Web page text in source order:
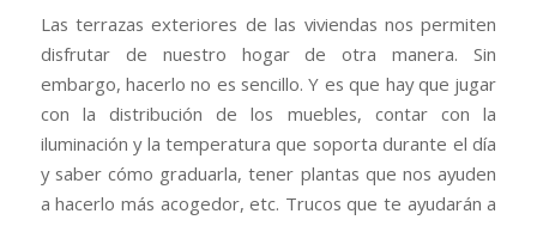
Las terrazas exteriores de las viviendas nos permiten
disfrutar de nuestro hogar de otra manera. Sin
embargo, hacerlo no es sencillo. Y es que hay que jugar
con la distribución de los muebles, contar con la
iluminación y la temperatura que soporta durante el día
y saber cómo graduarla, tener plantas que nos ayuden
a hacerlo más acogedor, etc. Trucos que te ayudarán a